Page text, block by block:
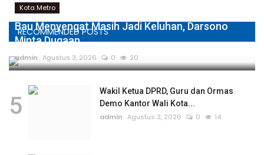
RECOMMENDED POSTS
Kota Metro
Bau Menyengat Masih Jadi Keluhan, Darsono
Minta Dugaan...
admin Agustus 3, 2026 0 20
5
Wakil Ketua DPRD, Guru dan Ormas
Demo Kantor Wali Kota...
admin Agustus 3, 2026 0 14